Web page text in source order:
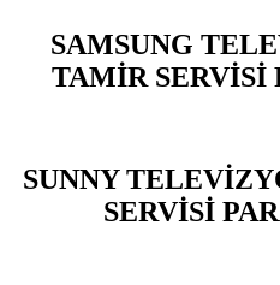
SAMSUNG
TAMİR SERVİSİ
SUNNY
SERVİSİ